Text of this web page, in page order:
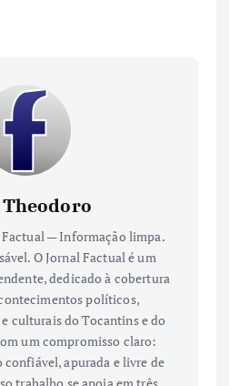
Factual — Informação limpa.
O Jornal Factual é um
dedicado à cobertura
políticos,
culturais do Tocantins e do
um compromisso claro:
apurada e livre de